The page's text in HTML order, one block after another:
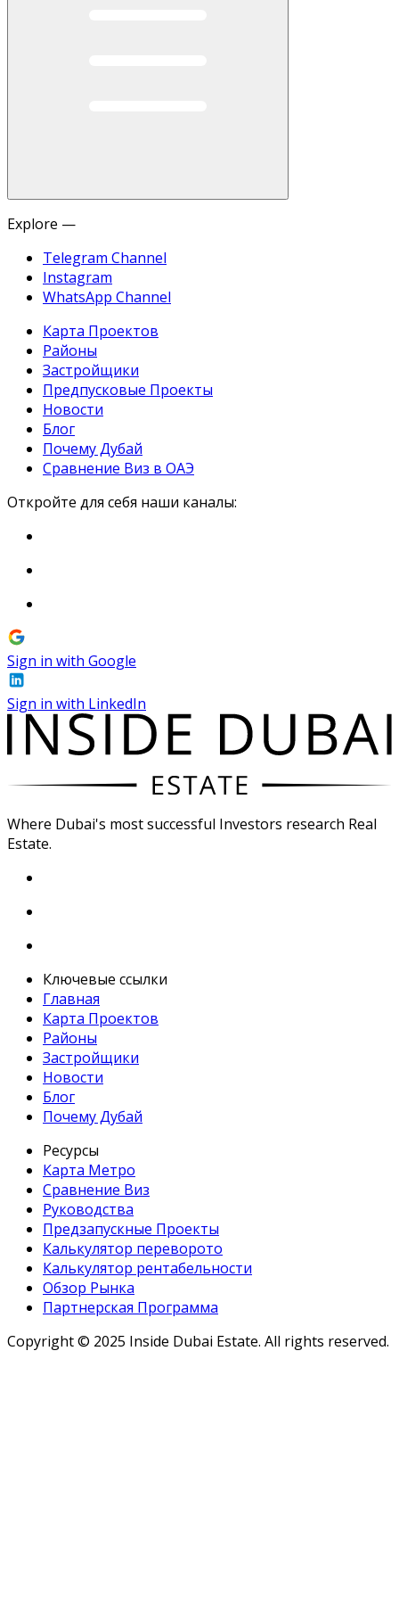
Explore —
Telegram Channel
Instagram
WhatsApp Channel
Карта Проектов
Районы
Застройщики
Предпусковые Проекты
Новости
Блог
Почему Дубай
Сравнение Виз в ОАЭ
Откройте для себя наши каналы:
Sign in with Google
Sign in with LinkedIn
Where Dubai's most successful Investors research Real
Estate.
Ключевые ссылки
Главная
Карта Проектов
Районы
Застройщики
Новости
Блог
Почему Дубай
Ресурсы
Карта Метро
Сравнение Виз
Руководства
Предзапускные Проекты
Калькулятор переворото
Калькулятор рентабельности
Обзор Рынка
Партнерская Программа
Copyright © 2025 Inside Dubai Estate. All rights reserved.